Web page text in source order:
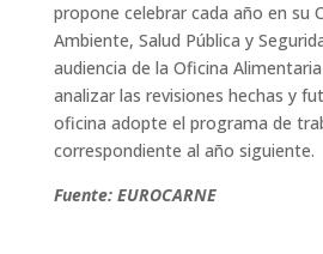
propone celebrar cada año en su
Ambiente, Salud Pública y
audiencia de la Oficina
analizar las revisiones hechas y
oficina adopte el programa de
correspondiente al año siguiente.
Fuente: EUROCARNE